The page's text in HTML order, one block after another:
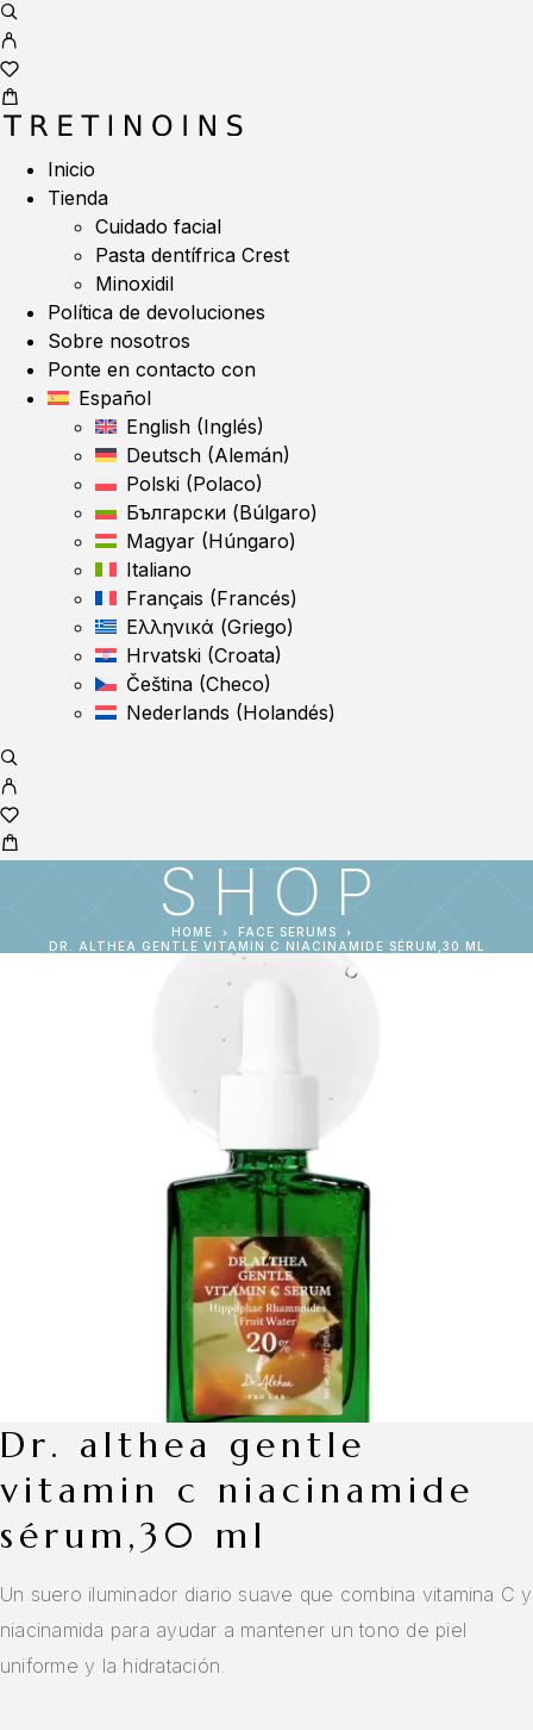
Inicio
Tienda
Cuidado facial
Pasta dentífrica Crest
Minoxidil
Política de devoluciones
Sobre nosotros
Ponte en contacto con
Español
English (Inglés)
Deutsch (Alemán)
Polski (Polaco)
Български (Búlgaro)
Magyar (Húngaro)
Italiano
Français (Francés)
Ελληνικά (Griego)
Hrvatski (Croata)
Čeština (Checo)
Nederlands (Holandés)
SHOP
HOME
FACE SERUMS
DR. ALTHEA GENTLE VITAMIN C NIACINAMIDE SÉRUM,30 ML
dr. althea gentle
vitamin c niacinamide
sérum,30 ml
Un suero iluminador diario suave que combina vitamina C y
niacinamida para ayudar a mantener un tono de piel
uniforme y la hidratación.